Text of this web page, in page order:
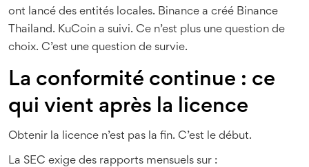
ont lancé des entités locales. Binance a créé Binance
Thailand. KuCoin a suivi. Ce n’est plus une question de
choix. C’est une question de survie.
La conformité continue : ce
qui vient après la licence
Obtenir la licence n’est pas la fin. C’est le début.
La SEC exige des rapports mensuels sur :